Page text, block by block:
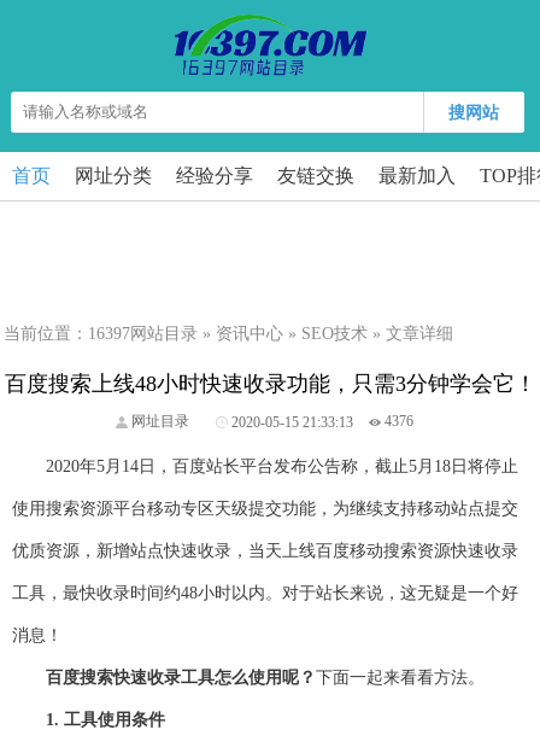
搜网站
首页 网址分类 经验分享 友链交换 最新加入 TOP
当前位置： 16397网站目录 » 资讯中心 » SEO技术 » 文章详细
百度搜索上线48小时快速收录功能，只需3分钟学会它！
网址目录 2020-05-15 21:33:13 4376
2020年5月14日，百度站长平台发布公告称，截止5月18日将停止
使用搜索资源平台移动专区天级提交功能，为继续支持移动站点提交
优质资源，新增站点快速收录，当天上线百度移动搜索资源快速收录
工具，最快收录时间约48小时以内。对于站长来说，这无疑是一个好
消息！
百度搜索快速收录工具怎么使用呢？ 下面一起来看看方法。
1. 工具使用条件